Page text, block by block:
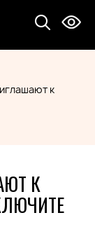
к
К